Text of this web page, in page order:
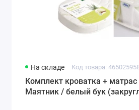
На складе Код товара:
Комплект кроватка +
Маятник / белый бук